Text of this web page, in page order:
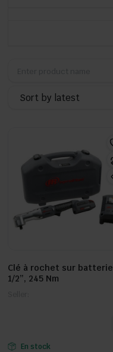
Clé à rochet sur batterie
1/2”, 245 Nm
En stock